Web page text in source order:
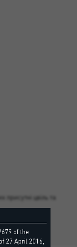
присутні цвіль та
of the
27 April 2016,